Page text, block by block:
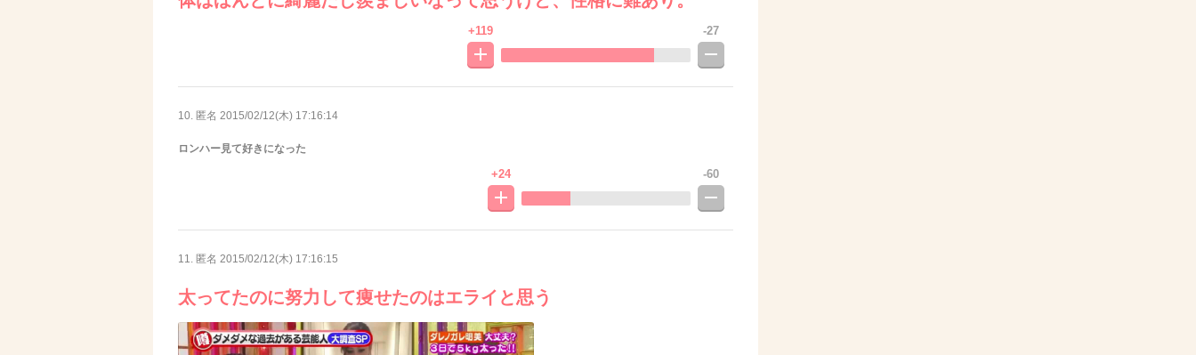
+119 -27
10. 匿名 2015/02/12(木) 17:16:14
ロンハー見て好きになった
+24 -60
11. 匿名 2015/02/12(木) 17:16:15
太ってたのに努力して痩せたのはエライと思う